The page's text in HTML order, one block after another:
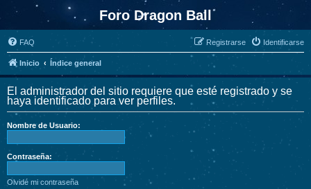
Foro Dragon Ball
FAQ Identificarse
Registrarse
Inicio Índice general
El administrador del sitio requiere que esté registrado y se
haya identificado para ver perfiles.
Nombre de Usuario:
Contraseña:
Olvidé mi contraseña